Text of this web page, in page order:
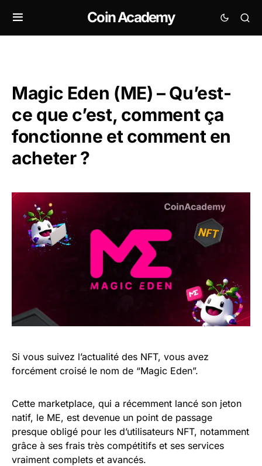
Coin Academy
Magic Eden (ME) – Qu’est-
ce que c’est, comment ça
fonctionne et comment en
acheter ?
Si vous suivez l’actualité des NFT, vous avez
forcément croisé le nom de “Magic Eden”.
Cette marketplace, qui a récemment lancé son jeton
natif, le ME, est devenue un point de passage
presque obligé pour les d’utilisateurs NFT, notamment
grâce à ses frais très compétitifs et ses services
vraiment complets et avancés.